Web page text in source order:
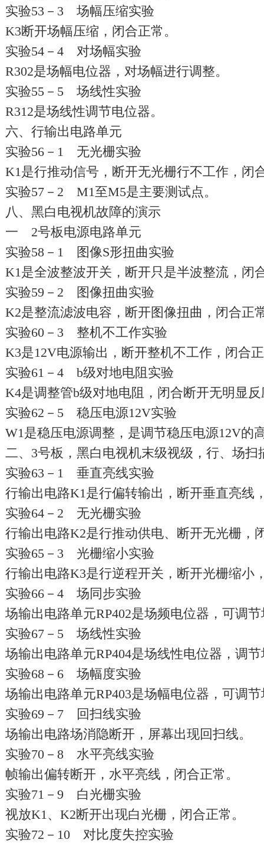
实验53－3 场幅压缩实验
K3断开场幅压缩，闭合正常。
实验54－4 对场幅实验
R302是场幅电位器，对场幅进行调整。
实验55－5 场线性实验
R312是场线性调节电位器。
六、行输出电路单元
实验56－1 无光栅实验
K1是行推动信号，断开无光栅行不工作，闭
实验57－2 M1至M5是主要测试点。
八、黑白电视机故障的演示
一 2号板电源电路单元
实验58－1 图像S形扭曲实验
K1是全波整波开关，断开只是半波整流，闭
实验59－2 图像扭曲实验
K2是整流滤波电容，断开图像扭曲，闭合正
实验60－3 整机不工作实验
K3是12V电源输出，断开整机不工作，闭合
实验61－4 b级对地电阻实验
K4是调整管b级对地电阻，闭合断开无明显
实验62－5 稳压电源12V实验
W1是稳压电源调整，是调节稳压电源12V的
二、3号板，黑白电视机末级视级，行、场扫
实验63－1 垂直亮线实验
行输出电路K1是行偏转输出，断开垂直亮线
实验64－2 无光栅实验
行输出电路K2是行推动供电、断开无光栅，
实验65－3 光栅缩小实验
行输出电路K3是行逆程开关，断开光栅缩小
实验66－4 场同步实验
场输出电路单元RP402是场频电位器，可调
实验67－5 场线性实验
场输出电路单元RP404是场线性电位器，调
实验68－6 场幅度实验
场输出电路单元RP403是场幅电位器，可调
实验69－7 回扫线实验
场输出电路场消隐断开，屏幕出现回扫线。
实验70－8 水平亮线实验
帧输出偏转断开，水平亮线，闭合正常。
实验71－9 白光栅实验
视放K1、K2断开出现白光栅，闭合正常。
实验72－10 对比度失控实验